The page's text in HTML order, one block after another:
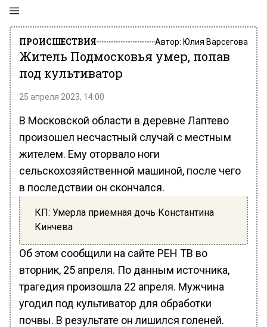
ПРОИСШЕСТВИЯ Автор: Юлия Варсегова
Житель Подмосковья умер, попав
под культиватор
25 апреля 2023, 14:00
В Московской области в деревне Лаптево
произошел несчастный случай с местным
жителем. Ему оторвало ноги
сельскохозяйственной машиной, после чего
в последствии он скончался.
КП: Умерла приемная дочь Константина
Кинчева
Об этом сообщили на сайте РЕН ТВ во
вторник, 25 апреля. По данным источника,
трагедия произошла 22 апреля. Мужчина
угодил под культиватор для обработки
почвы. В результате он лишился голеней.